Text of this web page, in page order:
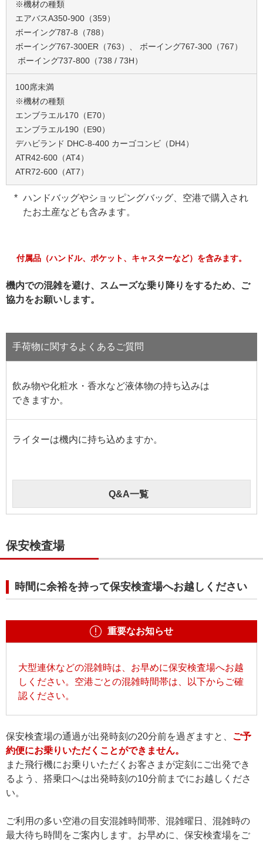
※機材の種類
エアバスA350-900（359）
ボーイング787-8（788）
ボーイング767-300ER（763）、 ボーイング767-300（767）
ボーイング737-800（738 / 73H）
100席未満
※機材の種類
エンブラエル170（E70）
エンブラエル190（E90）
デハビランド DHC-8-400 カーゴコンビ（DH4）
ATR42-600（AT4）
ATR72-600（AT7）
ハンドバッグやショッピングバッグ、空港で購入され
たお土産なども含みます。
付属品（ハンドル、ポケット、キャスターなど）を含みます。
機内での混雑を避け、スムーズな乗り降りをするため、ご
協力をお願いします。
手荷物に関するよくあるご質問
飲み物や化粧水・香水など液体物の持ち込みは
できますか。
ライターは機内に持ち込めますか。
Q&A一覧
保安検査場
時間に余裕を持って保安検査場へお越しください
重要なお知らせ
大型連休などの混雑時は、お早めに保安検査場へお越
しください。空港ごとの混雑時間帯は、以下からご確
認ください。
保安検査場の通過が出発時刻の20分前を過ぎますと、 ご予
約便にお乗りいただくことができません。
また飛行機にお乗りいただくお客さまが定刻にご出発でき
るよう、搭乗口へは出発時刻の10分前までにお越しくださ
い。
ご利用の多い空港の目安混雑時間帯、混雑曜日、混雑時の
最大待ち時間をご案内します。お早めに、保安検査場をご